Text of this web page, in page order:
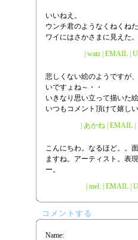
いいねえ。
ウンチ君のようなくねくね
ワイにはさかさまに見えた。
| watz | EMAIL |
悲しくない絵のようですが
いですょね～・・
いきなり思い立って描いた
いつもコメント頂けて嬉し
| あかね | EMAIL |
こんにちわ。なるほど。。
ますね。アーティスト。表
ー。
| mel: | EMAIL |
コメントする
Name: